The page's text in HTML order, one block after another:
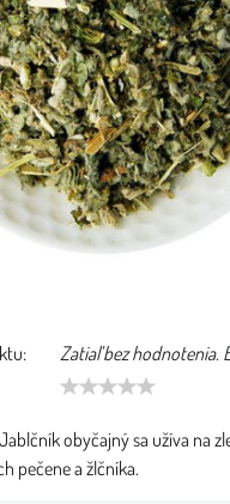
Zatiaľ bez hodnotenia.
obyčajný sa užíva na
pečene a žlčníka.